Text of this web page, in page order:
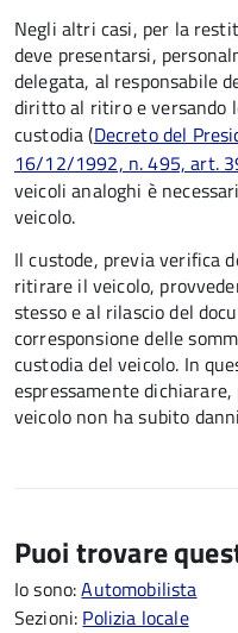
Negli altri casi, per la
deve presentarsi,
delegata, al responsabile
diritto al ritiro e versando
custodia (Decreto del
16/12/1992, n. 495, art.
veicoli analoghi è
veicolo.
Il custode, previa verifica
ritirare il veicolo,
stesso e al rilascio del
corresponsione delle
custodia del veicolo. In
espressamente
veicolo non ha subito
Puoi trovare
Io sono:Automobilista
Sezioni: Polizia locale